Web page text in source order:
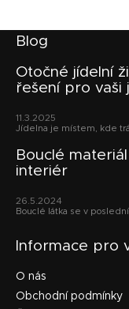
Blog
Otočné jídelní
řešení pro vaši
11.3.2025
Jídelna je místem, kde
Bouclé
interiér
26.5.2024
Bouclé látka se v
Informace pro
O nás
Obchodní podmínky